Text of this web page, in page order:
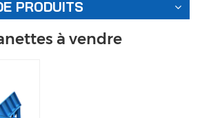
PRODUITS
à vendre